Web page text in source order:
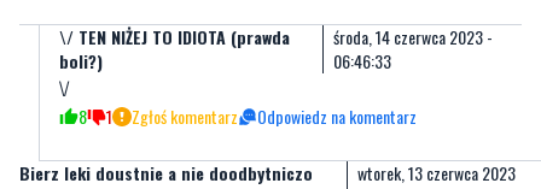
8 1 Zgłoś komentarz Odpowiedz na komentarz
Bierz leki doustnie a nie doodbytniczo
(wszyscy wiedzą kto)
- 16:24:55
12 5 Zgłoś komentarz Odpowiedz na komentarz